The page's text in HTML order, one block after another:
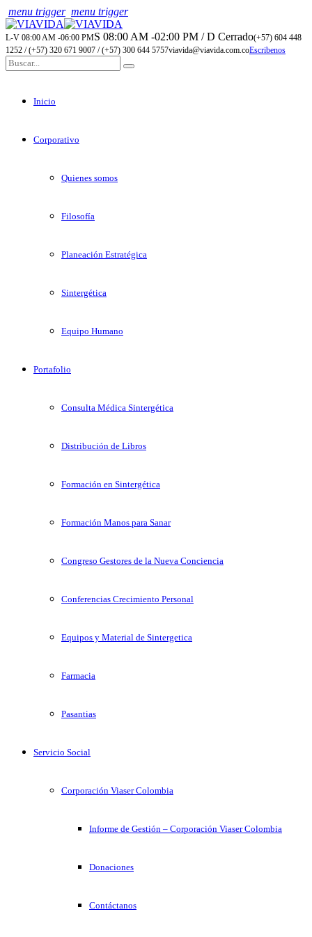
menu trigger menu trigger
L-V 08:00 AM -06:00 PMS 08:00 AM -02:00 PM / D Cerrado(+57) 604 448
1252 / (+57) 320 671 9007 / (+57) 300 644 5757viavida@viavida.com.coEscribenos
Inicio
Corporativo
Quienes somos
Filosofía
Planeación Estratégica
Sintergética
Equipo Humano
Portafolio
Consulta Médica Sintergética
Distribución de Libros
Formación en Sintergética
Formación Manos para Sanar
Congreso Gestores de la Nueva Conciencia
Conferencias Crecimiento Personal
Equipos y Material de Sintergetica
Farmacia
Pasantias
Servicio Social
Corporación Viaser Colombia
Informe de Gestión – Corporación Viaser Colombia
Donaciones
Contáctanos